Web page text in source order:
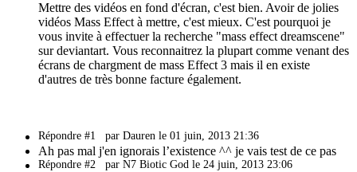
Mettre des vidéos en fond d'écran, c'est bien. Avoir de jolies
vidéos Mass Effect à mettre, c'est mieux. C'est pourquoi je
vous invite à effectuer la recherche "mass effect dreamscene"
sur deviantart. Vous reconnaitrez la plupart comme venant des
écrans de chargment de mass Effect 3 mais il en existe
d'autres de très bonne facture également.
Répondre #1 par Dauren le 01 juin, 2013 21:36
Ah pas mal j'en ignorais l’existence ^^ je vais test de ce pas
Répondre #2 par N7 Biotic God le 24 juin, 2013 23:06